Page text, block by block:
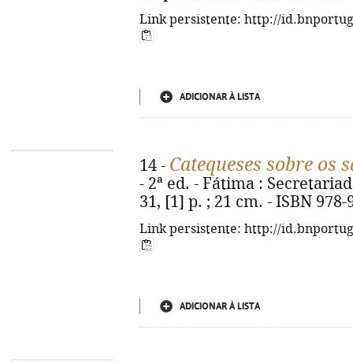
Link persistente: http://
ADICIONAR À LISTA
14 - Catequeses sobre os
- 2ª ed. - Fátima :
31, [1] p. ; 21 cm. - ISBN 978-
Link persistente: http://
ADICIONAR À LISTA